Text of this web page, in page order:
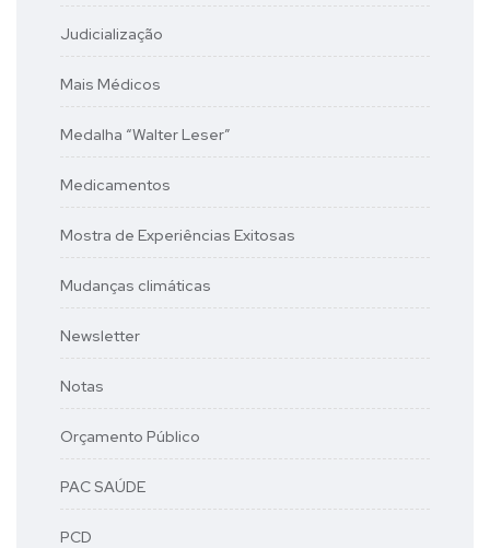
Judicialização
Mais Médicos
Medalha “Walter Leser”
Medicamentos
Mostra de Experiências Exitosas
Mudanças climáticas
Newsletter
Notas
Orçamento Público
PAC SAÚDE
PCD